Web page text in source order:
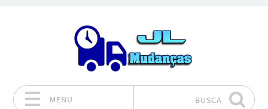
MENU BUSCA